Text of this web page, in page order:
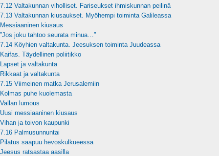
7.12 Valtakunnan viholliset. Fariseukset ihmiskunnan peilinä
7.13 Valtakunnan kiusaukset. Myöhempi toiminta Galileassa
Messiaaninen kiusaus
”Jos joku tahtoo seurata minua…”
7.14 Köyhien valtakunta. Jeesuksen toiminta Juudeassa
Kaifas. Täydellinen poliitikko
Lapset ja valtakunta
Rikkaat ja valtakunta
7.15 Viimeinen matka Jerusalemiin
Kolmas puhe kuolemasta
Vallan lumous
Uusi messiaaninen kiusaus
Vihan ja toivon kaupunki
7.16 Palmusunnuntai
Pilatus saapuu hevoskulkueessa
Jeesus ratsastaa aasilla